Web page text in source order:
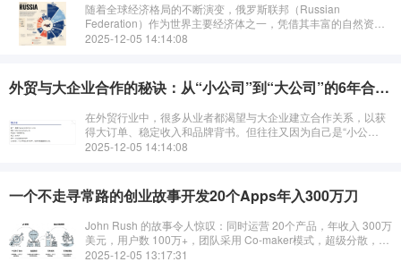
随着全球经济格局的不断演变，俄罗斯联邦（Russian
Federation）作为世界主要经济体之一，凭借其丰富的自然资
源、雄厚的科研基础以及日益活跃的市场潜力，正逐渐成为全球
2025-12-05 14:14:08
外贸与大企业合作的秘诀：从“小公司”到“大公司”的6年合作启示录
在外贸行业中，很多从业者都渴望与大企业建立合作关系，以获
得大订单、稳定收入和品牌背书。但往往又因为自己是“小公
司”，而不敢轻易迈出这一步。其实，买家和卖家一样，都有自己
2025-12-05 14:14:08
一个不走寻常路的创业故事开发20个Apps年入300万刀
John Rush 的故事令人惊叹：同时运营 20个产品，年收入 300万
美元，用户数 100万+，团队采用 Co-maker模式，超级分散，他
不是传统创业者，而是一个“反 VC”的极简主义者。
2025-12-05 13:17:31